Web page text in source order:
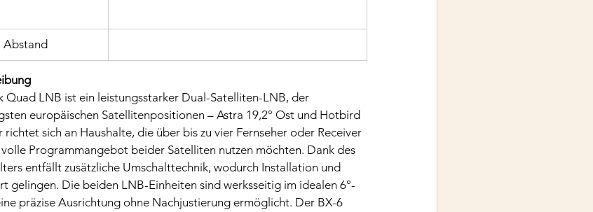
Abstand
Quad LNB ist ein leistungsstarker Dual-Satelliten-LNB, der
europäischen Satellitenpositionen – Astra 19,2° Ost und Hotbird
richtet sich an Haushalte, die über bis zu vier Fernseher oder Receiver
Programmangebot beider Satelliten nutzen möchten. Dank des
entfällt zusätzliche Umschalttechnik, wodurch Installation und
gelingen. Die beiden LNB-Einheiten sind werksseitig im idealen 6°-
präzise Ausrichtung ohne Nachjustierung ermöglicht. Der BX-6